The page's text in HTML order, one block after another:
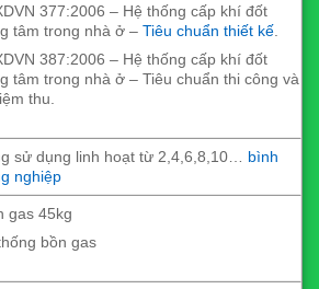
377:2006 – Hệ thống cấp khí đốt
tâm trong nhà ở – Tiêu chuẩn thiết kế.
387:2006 – Hệ thống cấp khí đốt
tâm trong nhà ở – Tiêu chuẩn thi công và
thu.
sử dụng linh hoạt từ 2,4,6,8,10… bình
nghiệp
gas 45kg
bồn gas